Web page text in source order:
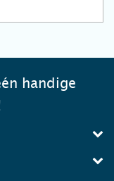
handige